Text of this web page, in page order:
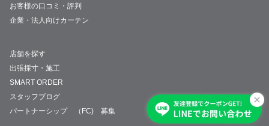
お客様の口コミ・評判
企業・法人向けカーテン
店舗を探す
出張採寸・施工
SMART ORDER
スタッフブログ
パートナーシップ （FC) 募集